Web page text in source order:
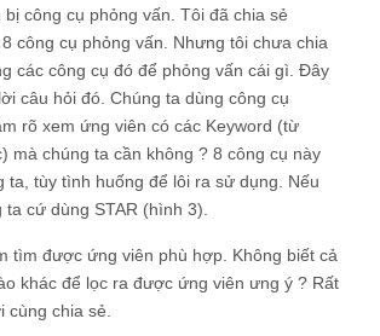
bị công cụ phỏng vấn. Tôi đã chia sẻ
công cụ phỏng vấn. Nhưng tôi chưa chia
các công cụ đó để phỏng vấn cái gì. Đây
câu hỏi đó. Chúng ta dùng công cụ
rõ xem ứng viên có các Keyword (từ
mà chúng ta cần không ? 8 công cụ này
ta, tùy tình huống để lôi ra sử dụng. Nếu
cứ dùng STAR (hình 3).
tìm được ứng viên phù hợp. Không biết cả
khác để lọc ra được ứng viên ưng ý ? Rất
cùng chia sẻ.